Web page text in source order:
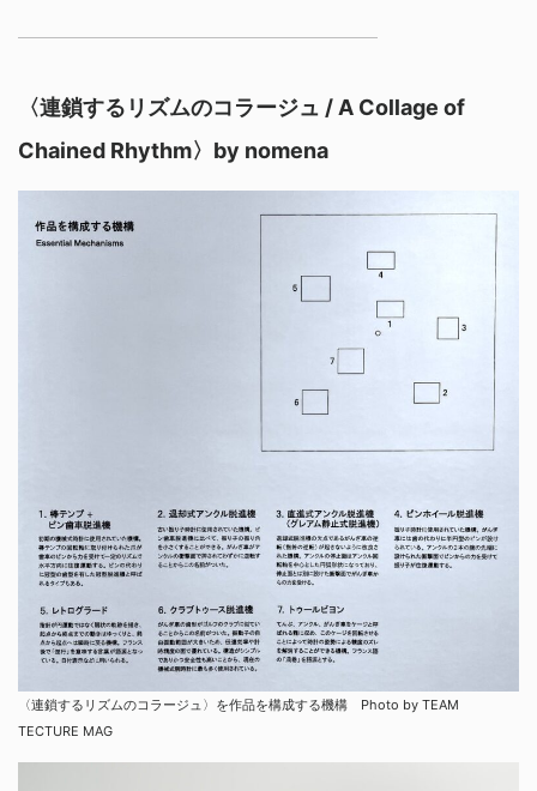
〈連鎖するリズムのコラージュ / A Collage of
Chained Rhythm〉by nomena
〈連鎖するリズムのコラージュ〉を作品を構成する機構 Photo by TEAM
TECTURE MAG